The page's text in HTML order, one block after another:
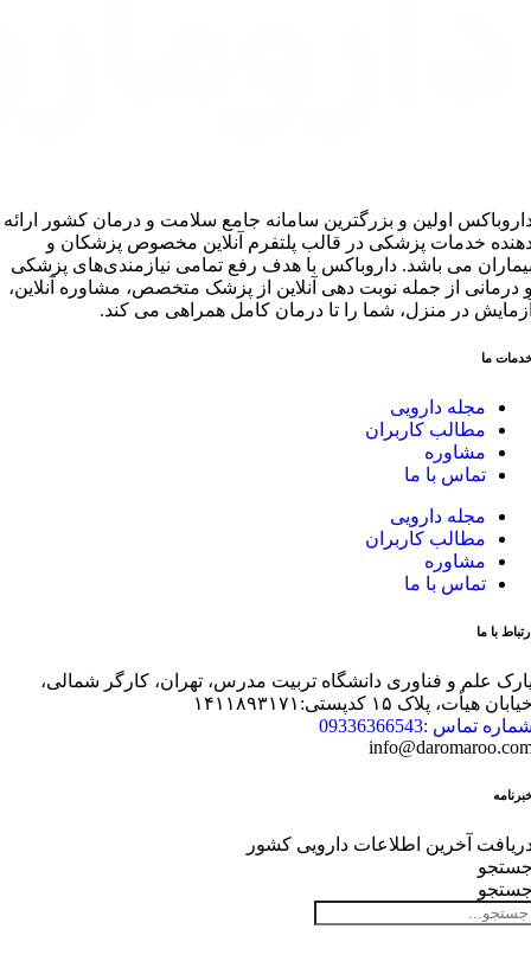
اولین و بزرگترین سامانه جامع سلامت و درمان کشور ارائه
خدمات پزشکی در قالب پلتفرم آنلاین مخصوص پزشکان و
می باشد. داروباکس با هدف رفع تمامی نیازمندی‌های پزشکی
درمانی از جمله نوبت دهی آنلاین از پزشک متخصص، مشاوره آنلاین،
در منزل، شما را تا درمان کامل همراهی می کند.
ما
مجله دارویی
مطالب کاربران
مشاوره
تماس با ما
مجله دارویی
مطالب کاربران
مشاوره
تماس با ما
با ما
علم و فناوری دانشگاه تربیت مدرس، تهران، کارگر شمالی،
هیأت، پلاک ۱۵ کدپستی:۱۴۱۱۸۹۳۱۷۱
تماس :09336366543
آخرین اطلاعات دارویی کشور